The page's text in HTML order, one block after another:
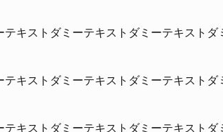
キストダミーテキストダミーテキスト
キストダミーテキストダミーテキスト
キストダミーテキストダミーテキスト